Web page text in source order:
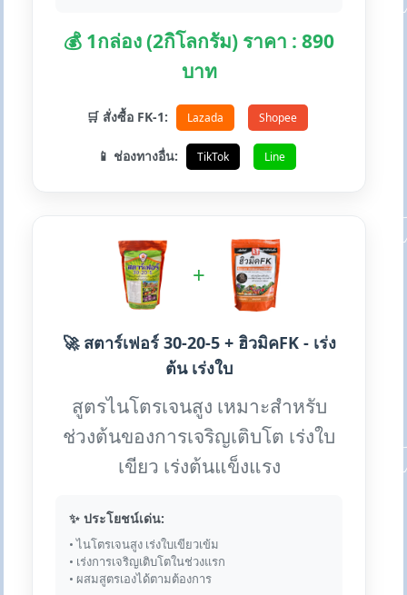
💰 1กล่อง (2กิโลกรัม) ราคา : 890
บาท
🛒 สั่งซื้อ FK-1: Lazada Shopee
📱 ช่องทางอื่น: TikTok Line
+
🚀 สตาร์เฟอร์ 30-20-5 + ฮิวมิคFK - เร่ง
ต้น เร่งใบ
สูตรไนโตรเจนสูง เหมาะสำหรับ
ช่วงต้นของการเจริญเติบโต เร่งใบ
เขียว เร่งต้นแข็งแรง
✨ ประโยชน์เด่น:
• ไนโตรเจนสูง เร่งใบเขียวเข้ม
• เร่งการเจริญเติบโตในช่วงแรก
• ผสมสูตรเองได้ตามต้องการ